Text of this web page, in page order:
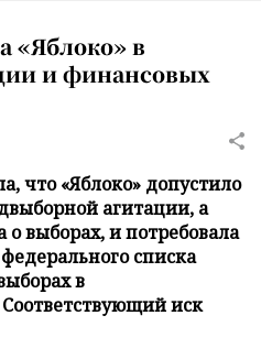
«Яблоко» в
и финансовых
что «Яблоко» допустило
агитации, а
о выборах, и потребовала
списка
в
иск